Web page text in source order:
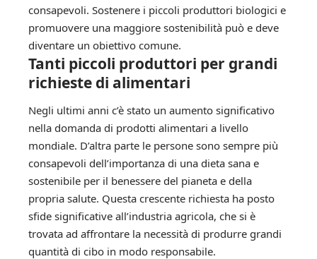
consapevoli. Sostenere i piccoli produttori biologici e
promuovere una maggiore sostenibilità può e deve
diventare un obiettivo comune.
Tanti piccoli produttori per grandi
richieste di alimentari
Negli ultimi anni c’è stato un aumento significativo
nella domanda di prodotti alimentari a livello
mondiale. D’altra parte le persone sono sempre più
consapevoli dell’importanza di una dieta sana e
sostenibile per il benessere del pianeta e della
propria salute. Questa crescente richiesta ha posto
sfide significative all’industria agricola, che si è
trovata ad affrontare la necessità di produrre grandi
quantità di cibo in modo responsabile.